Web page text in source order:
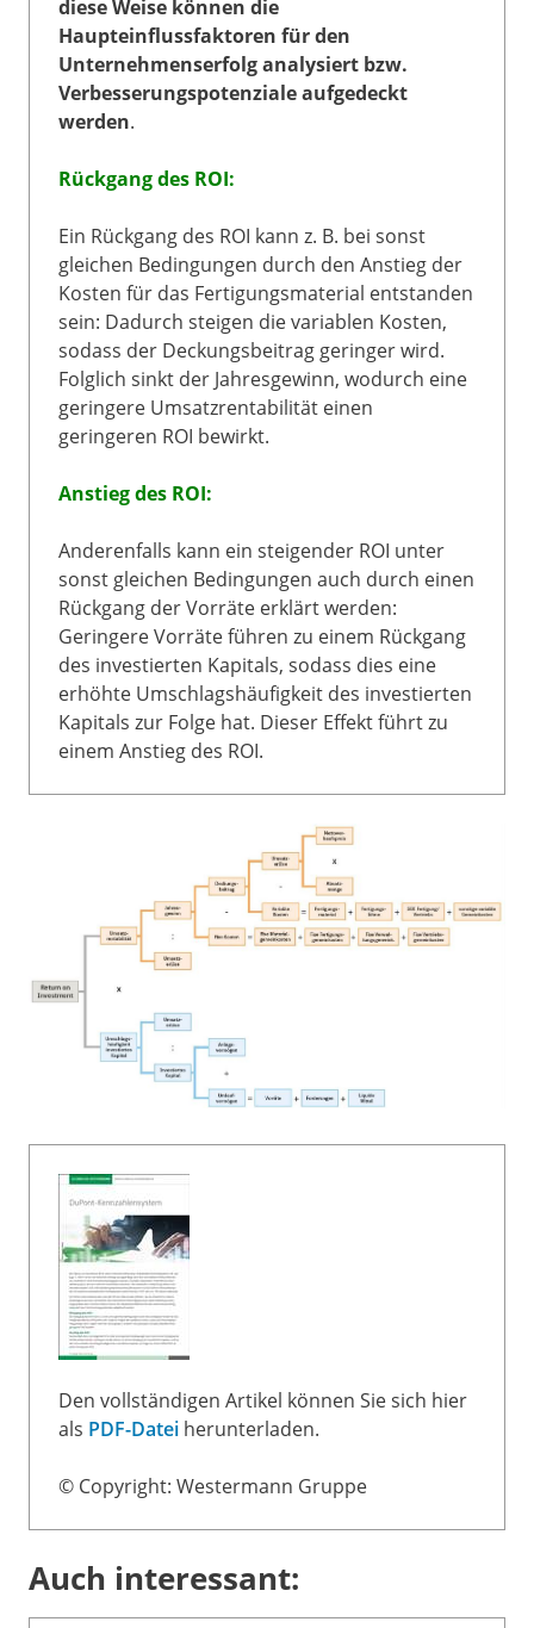
diese Weise können die
Haupteinflussfaktoren für den
Unternehmenserfolg analysiert bzw.
Verbesserungspotenziale aufgedeckt
werden.
Rückgang des ROI:
Ein Rückgang des ROI kann z. B. bei sonst
gleichen Bedingungen durch den Anstieg der
Kosten für das Fertigungsmaterial entstanden
sein: Dadurch steigen die variablen Kosten,
sodass der Deckungsbeitrag geringer wird.
Folglich sinkt der Jahresgewinn, wodurch eine
geringere Umsatzrentabilität einen
geringeren ROI bewirkt.
Anstieg des ROI:
Anderenfalls kann ein steigender ROI unter
sonst gleichen Bedingungen auch durch einen
Rückgang der Vorräte erklärt werden:
Geringere Vorräte führen zu einem Rückgang
des investierten Kapitals, sodass dies eine
erhöhte Umschlagshäufigkeit des investierten
Kapitals zur Folge hat. Dieser Effekt führt zu
einem Anstieg des ROI.
Den vollständigen Artikel können Sie sich hier
als PDF-Datei herunterladen.
© Copyright: Westermann Gruppe
Auch interessant: